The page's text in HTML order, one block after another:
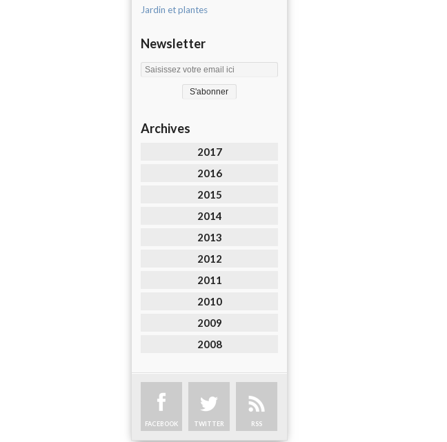
Jardin et plantes
Newsletter
Archives
2017
2016
2015
2014
2013
2012
2011
2010
2009
2008
FACEBOOK TWITTER RSS